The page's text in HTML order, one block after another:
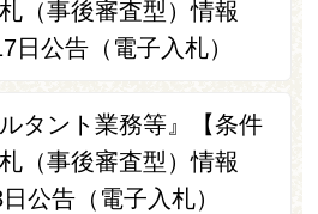
（事後審査型）情報
日公告（電子入札）
ルタント業務等』【条件
（事後審査型）情報
公告（電子入札）